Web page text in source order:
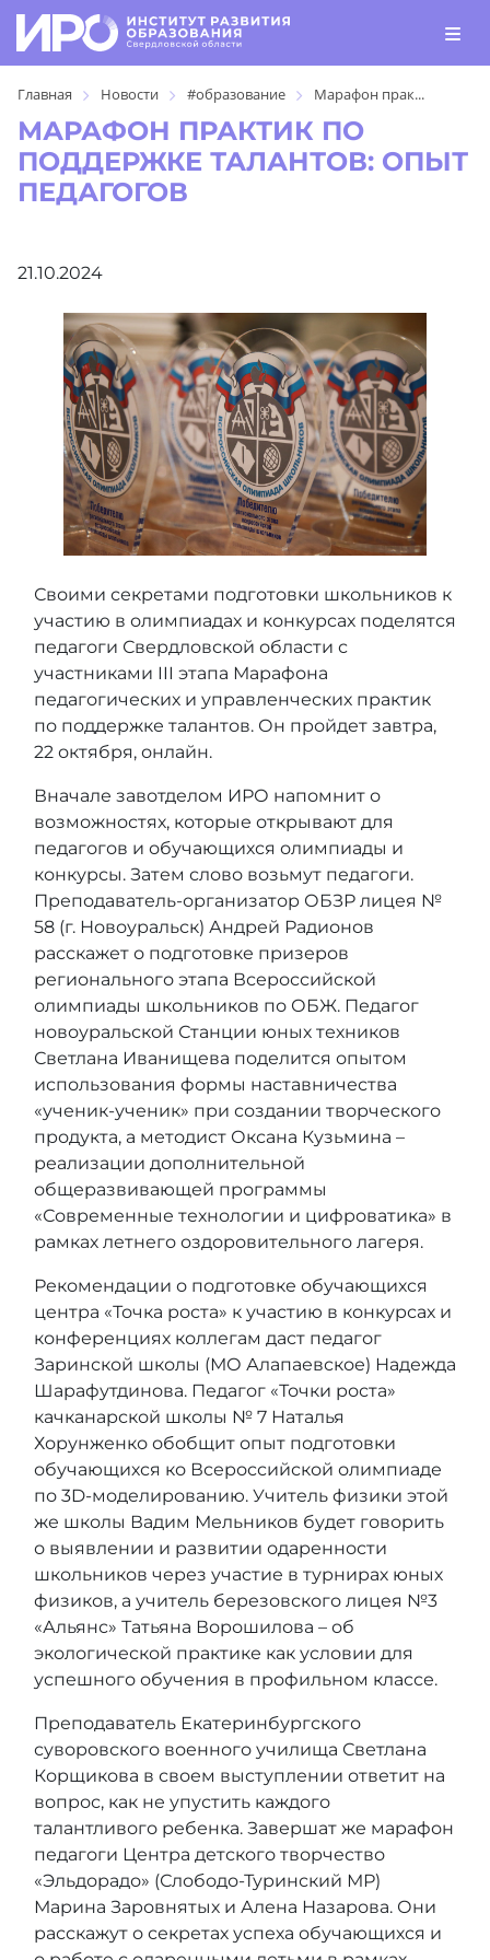
Главная Новости #образование Марафон прак...
МАРАФОН ПРАКТИК ПО
ПОДДЕРЖКЕ ТАЛАНТОВ: ОПЫТ
ПЕДАГОГОВ
21.10.2024
Своими секретами подготовки школьников к
участию в олимпиадах и конкурсах поделятся
педагоги Свердловской области с
участниками III этапа Марафона
педагогических и управленческих практик
по поддержке талантов. Он пройдет завтра,
22 октября, онлайн.
Вначале завотделом ИРО напомнит о
возможностях, которые открывают для
педагогов и обучающихся олимпиады и
конкурсы. Затем слово возьмут педагоги.
Преподаватель-организатор ОБЗР лицея №
58 (г. Новоуральск) Андрей Радионов
расскажет о подготовке призеров
регионального этапа Всероссийской
олимпиады школьников по ОБЖ. Педагог
новоуральской Станции юных техников
Светлана Иванищева поделится опытом
использования формы наставничества
«ученик-ученик» при создании творческого
продукта, а методист Оксана Кузьмина –
реализации дополнительной
общеразвивающей программы
«Современные технологии и цифроватика» в
рамках летнего оздоровительного лагеря.
Рекомендации о подготовке обучающихся
центра «Точка роста» к участию в конкурсах и
конференциях коллегам даст педагог
Заринской школы (МО Алапаевское) Надежда
Шарафутдинова. Педагог «Точки роста»
качканарской школы № 7 Наталья
Хорунженко обобщит опыт подготовки
обучающихся ко Всероссийской олимпиаде
по 3D-моделированию. Учитель физики этой
же школы Вадим Мельников будет говорить
о выявлении и развитии одаренности
школьников через участие в турнирах юных
физиков, а учитель березовского лицея №3
«Альянс» Татьяна Ворошилова – об
экологической практике как условии для
успешного обучения в профильном классе.
Преподаватель Екатеринбургского
суворовского военного училища Светлана
Корщикова в своем выступлении ответит на
вопрос, как не упустить каждого
талантливого ребенка. Завершат же марафон
педагоги Центра детского творчество
«Эльдорадо» (Слободо-Туринский МР)
Марина Заровнятых и Алена Назарова. Они
расскажут о секретах успеха обучающихся и